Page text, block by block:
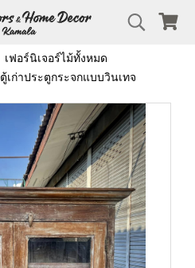
เฟอร์นิเจอร์ไม้ทั้งหมด
ตู้เก่าประตูกระจกแบบวินเทจ